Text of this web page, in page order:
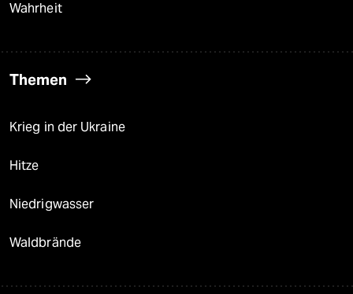
Wahrheit
Themen
Krieg in der Ukraine
Hitze
Niedrigwasser
Waldbrände